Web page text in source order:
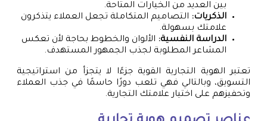
بين العديد من الخيارات المتاحة.
الذكريات: التصاميم المتكاملة تجعل العملاء يتذكرون
علامتك بسهولة.
الدراسة النفسية: الألوان والخطوط بحاجة لأن تعكس
المشاعر المطلوبة لجذب الجمهور المستهدف.
تعتبر الهوية التجارية القوية جزءًا لا يتجزأ من استراتيجية
التسويق، وبالتالي فهي تلعب دورًا حاسمًا في جذب العملاء
وتحفيزهم على اختيار علامتك التجارية.